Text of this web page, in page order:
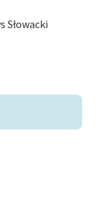
Słowacki